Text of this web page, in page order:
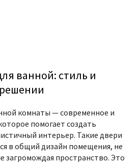
ванной: стиль и
комнаты — современное и
помогает создать
интерьер. Такие двери
в общий дизайн помещения, не
загромождая пространство. Это